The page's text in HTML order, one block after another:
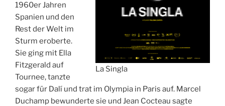
La Singla
1960er Jahren
Spanien und den
Rest der Welt im
Sturm eroberte.
Sie ging mit Ella
Fitzgerald auf
Tournee, tanzte
sogar für Dalí und trat im Olympia in Paris auf. Marcel
Duchamp bewunderte sie und Jean Cocteau sagte